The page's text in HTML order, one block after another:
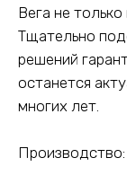
Вега не
Тщательно
решений
останется
многих лет.